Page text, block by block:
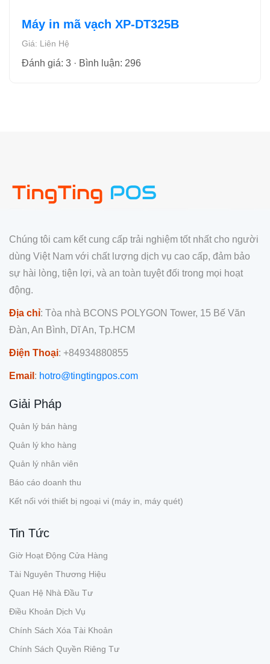
Máy in mã vạch XP-DT325B
Giá: Liên Hệ
Đánh giá: 3 · Bình luận: 296
Chúng tôi cam kết cung cấp trải nghiệm tốt nhất cho người
dùng Việt Nam với chất lượng dịch vụ cao cấp, đảm bảo
sự hài lòng, tiện lợi, và an toàn tuyệt đối trong mọi hoạt
động.
Địa chỉ: Tòa nhà BCONS POLYGON Tower, 15 Bế Văn
Đàn, An Bình, Dĩ An, Tp.HCM
Điện Thoại: +84934880855
Email : hotro@tingtingpos.com
Giải Pháp
Quản lý bán hàng
Quản lý kho hàng
Quản lý nhân viên
Báo cáo doanh thu
Kết nối với thiết bị ngoại vi (máy in, máy quét)
Tin Tức
Giờ Hoạt Động Cửa Hàng
Tài Nguyên Thương Hiệu
Quan Hệ Nhà Đầu Tư
Điều Khoản Dịch Vụ
Chính Sách Xóa Tài Khoản
Chính Sách Quyền Riêng Tư